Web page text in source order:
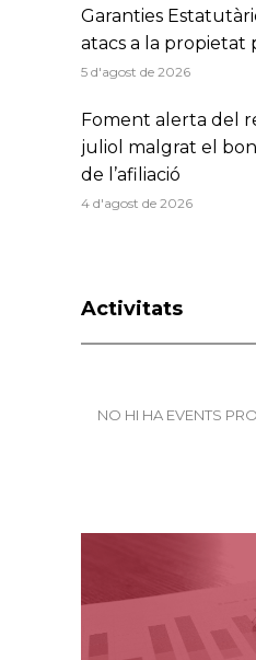
Garanties
atacs a la propietat
5 d'agost de 2026
Foment alerta del
juliol malgrat el
de l’afiliació
4 d'agost de 2026
Activitats
NO HI HA EVENTS